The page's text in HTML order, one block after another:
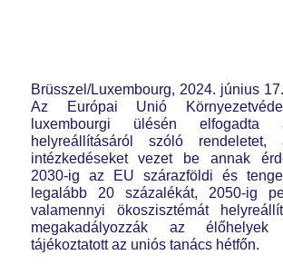
Brüsszel/Luxembourg, 2024. június
Az Európai Unió
luxembourgi ülésén elfogadta
helyreállításáról szóló rendeletet,
intézkedéseket vezet be annak
2030-ig az EU szárazföldi és
legalább 20 százalékát, 2050-ig
valamennyi ökoszisztémát
megakadályozzák az
tájékoztatott az uniós tanács hétfőn.